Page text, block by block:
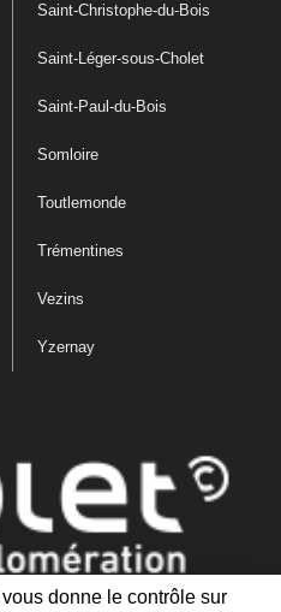
donne le contrôle sur
Saint-Christophe-du-Bois
Saint-Léger-sous-Cholet
Saint-Paul-du-Bois
Somloire
Toutlemonde
Trémentines
Vezins
Yzernay